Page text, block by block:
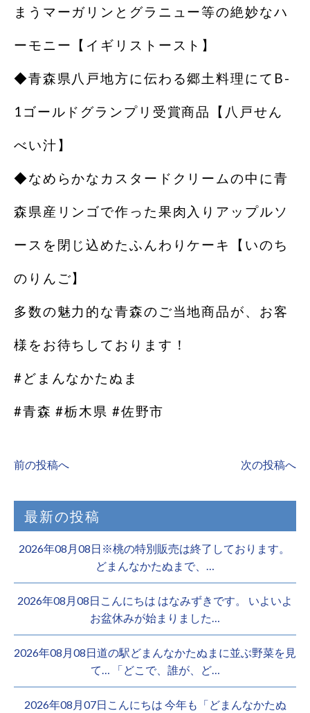
まうマーガリンとグラニュー等の絶妙なハ
ーモニー【イギリストースト】
◆青森県八戸地方に伝わる郷土料理にてB-
1ゴールドグランプリ受賞商品【八戸せん
べい汁】
◆なめらかなカスタードクリームの中に青
森県産リンゴで作った果肉入りアップルソ
ースを閉じ込めたふんわりケーキ【いのち
のりんご】
多数の魅力的な青森のご当地商品が、お客
様をお待ちしております！
#どまんなかたぬま
#青森 #栃木県 #佐野市
前の投稿へ 次の投稿へ
最新の投稿
2026年08月08日※桃の特別販売は終了しております。 ️
どまんなかたぬまで、…
2026年08月08日こんにちは はなみずきです。 いよいよ
お盆休みが始まりました…
2026年08月08日道の駅どまんなかたぬまに並ぶ野菜を見
て… 「どこで、誰が、ど…
2026年08月07日こんにちは 今年も「どまんなかたぬ